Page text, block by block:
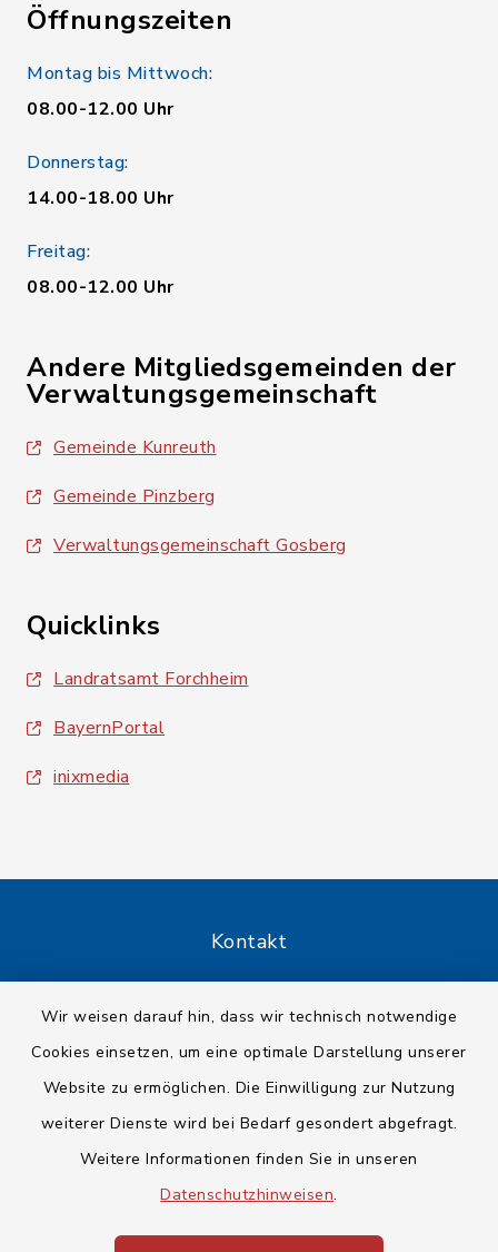
Wir weisen darauf hin, dass wir technisch notwendige
Cookies einsetzen, um eine optimale Darstellung unserer
Website zu ermöglichen. Die Einwilligung zur Nutzung
weiterer Dienste wird bei Bedarf gesondert abgefragt.
Weitere Informationen finden Sie in unseren
Datenschutzhinweisen.
Öffnungszeiten
Montag bis Mittwoch:
08.00-12.00 Uhr
Donnerstag:
14.00-18.00 Uhr
Freitag:
08.00-12.00 Uhr
Andere Mitgliedsgemeinden der
Verwaltungsgemeinschaft
Gemeinde Kunreuth
Gemeinde Pinzberg
Verwaltungsgemeinschaft Gosberg
Quicklinks
Landratsamt Forchheim
BayernPortal
inixmedia
Kontakt
Datenschutz
Impressum
Sitemap
Cookie-Einstellungen